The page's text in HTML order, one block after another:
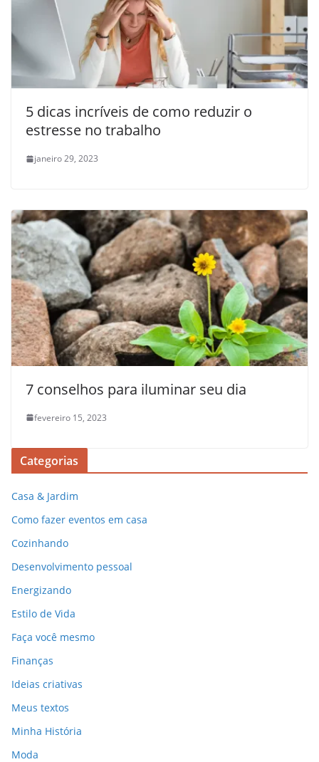
5 dicas incríveis de como reduzir o
estresse no trabalho
janeiro 29, 2023
7 conselhos para iluminar seu dia
fevereiro 15, 2023
Categorias
Casa & Jardim
Como fazer eventos em casa
Cozinhando
Desenvolvimento pessoal
Energizando
Estilo de Vida
Faça você mesmo
Finanças
Ideias criativas
Meus textos
Minha História
Moda